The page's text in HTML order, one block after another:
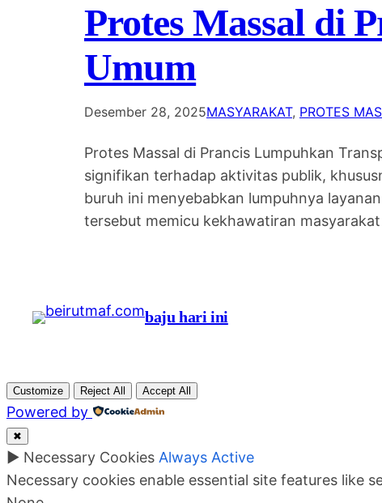
Protes Massal di
Umum
Desember 28, 2025MASYARAKAT, PROTES
Protes Massal di Prancis Lumpuhkan
signifikan terhadap aktivitas publik,
buruh ini menyebabkan lumpuhnya
tersebut memicu kekhawatiran
baju hari ini
Customize Reject All Accept All
Powered by
✖
► Necessary Cookies Always Active
Necessary cookies enable essential site features like